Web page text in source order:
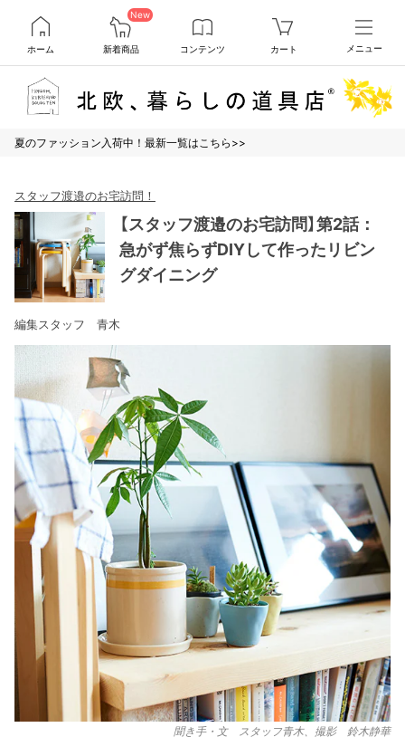
ホーム
New
新着商品 コンテンツ カート メニュー
夏のファッション入荷中！最新一覧はこちら>>
スタッフ渡邉のお宅訪問！
【スタッフ渡邉のお宅訪問】第2話：
急がず焦らずDIYして作ったリビン
グダイニング
編集スタッフ 青木
聞き手・文 スタッフ青木、撮影 鈴木静華